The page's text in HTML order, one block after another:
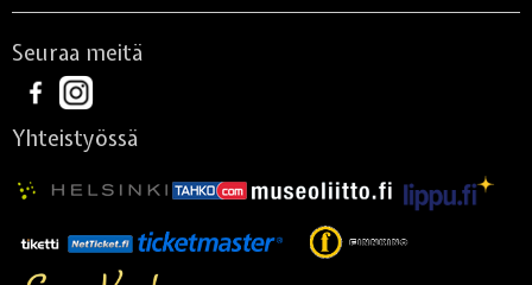
Seuraa meitä
Yhteistyössä